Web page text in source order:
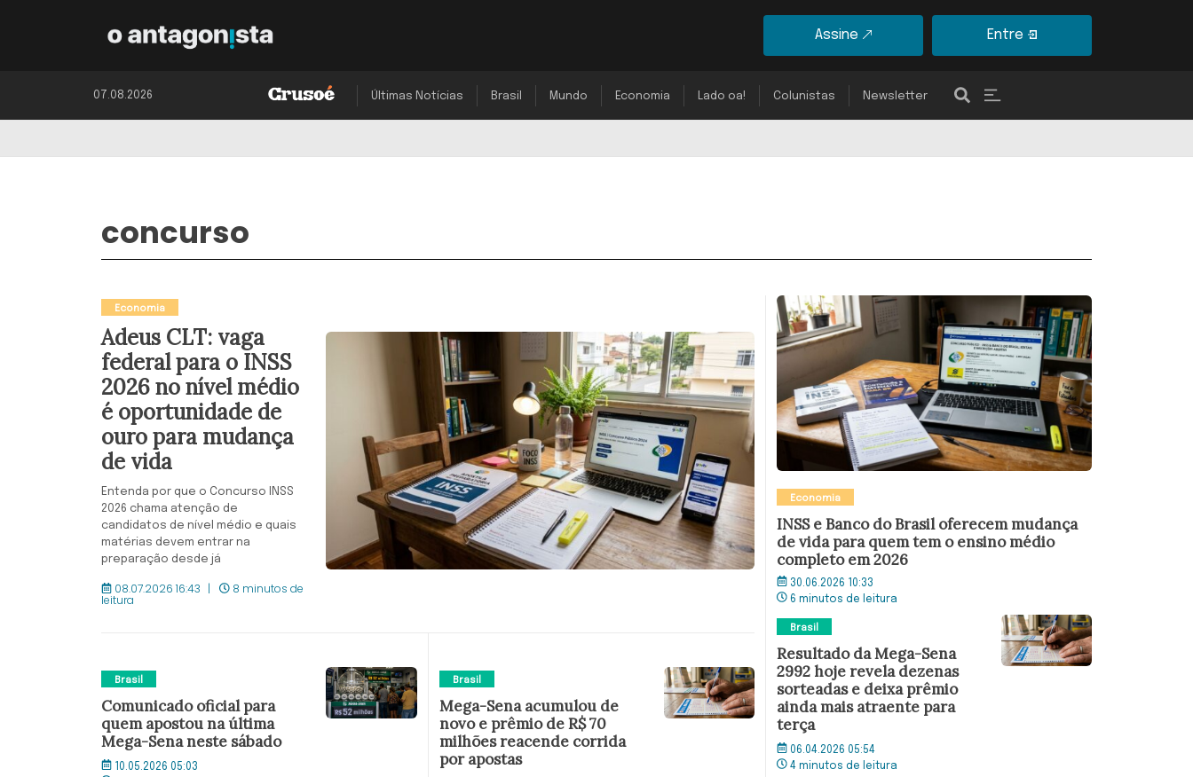
Assine Entre
07.08.2026 Últimas Notícias Brasil Mundo Economia Lado oa! Colunistas Newsletter
concurso
Economia
Adeus CLT: vaga
federal para o INSS
2026 no nível médio
é oportunidade de
ouro para mudança
de vida
Entenda por que o Concurso INSS
2026 chama atenção de
candidatos de nível médio e quais
matérias devem entrar na
preparação desde já
08.07.2026 16:43 8 minutos de
leitura
Brasil
Comunicado oficial para
quem apostou na última
Mega-Sena neste sábado
10.05.2026 05:03
Brasil
Mega-Sena acumulou de
novo e prêmio de R$ 70
milhões reacende corrida
por apostas
Economia
INSS e Banco do Brasil oferecem mudança
de vida para quem tem o ensino médio
completo em 2026
30.06.2026 10:33
6 minutos de leitura
Brasil
Resultado da Mega-Sena
2992 hoje revela dezenas
sorteadas e deixa prêmio
ainda mais atraente para
terça
06.04.2026 05:54
4 minutos de leitura